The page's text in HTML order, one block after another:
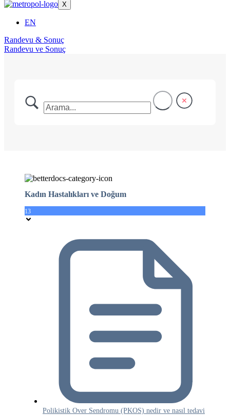
X
EN
Randevu & Sonuç
Randevu ve Sonuç
Kadın Hastalıkları ve Doğum
13
Polikistik Over Sendromu (PKOS) nedir ve nasıl tedavi